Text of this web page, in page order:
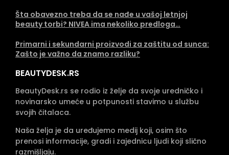
Šta obavezno treba da se nađe u vašoj letnjoj
beauty torbi? NIVEA ima nekoliko predloga…
Primarni i sekundarni proizvodi za zaštitu od sunca:
Zašto je važno da znamo razliku?
BEAUTYDESK.RS
BeautyDesk.rs se rodio iz želje da svoje uredničko i
novinarsko umeće u potpunosti stavimo u službu
svojih čitalaca.
Naša želja je da uređujemo medij koji, osim što
prenosi informacije, gradi i zajednicu ljudi koji slično
razmišljaju.